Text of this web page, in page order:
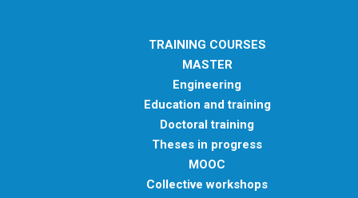
TRAINING COURSES
MASTER
Engineering
Education and training
Doctoral training
Theses in progress
MOOC
Collective workshops